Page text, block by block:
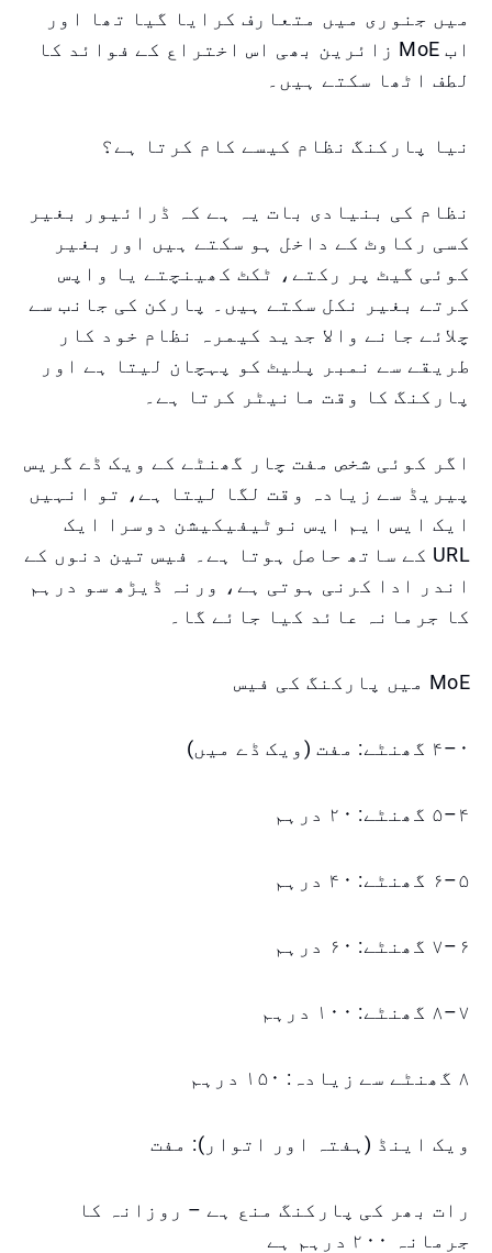
میں جنوری میں متعارف کرایا گیا تھا اور
اب MoE زائرین بھی اس اختراع کے فوائد کا
لطف اٹھا سکتے ہیں۔
نیا پارکنگ نظام کیسے کام کرتا ہے؟
نظام کی بنیادی بات یہ ہے کہ ڈرائیور بغیر
کسی رکاوٹ کے داخل ہو سکتے ہیں اور بغیر
کوئی گیٹ پر رکتے، ٹکٹ کھینچتے یا واپس
کرتے بغیر نکل سکتے ہیں۔ پارکن کی جانب سے
چلائے جانے والا جدید کیمرہ نظام خود کار
طریقے سے نمبر پلیٹ کو پہچان لیتا ہے اور
پارکنگ کا وقت مانیٹر کرتا ہے۔
اگر کوئی شخص مفت چار گھنٹے کے ویک ڈے گریس
پیریڈ سے زیادہ وقت لگا لیتا ہے، تو انہیں
ایک ایس ایم ایس نوٹیفیکیشن دوسرا ایک
URL کے ساتھ حاصل ہوتا ہے۔ فیس تین دنوں کے
اندر ادا کرنی ہوتی ہے، ورنہ ڈیڑھ سو درہم
کا جرمانہ عائد کیا جائے گا۔
MoE میں پارکنگ کی فیس
۰–۴ گھنٹے: مفت (ویک ڈے میں)
۴–۵ گھنٹے: ۲۰ درہم
۵–۶ گھنٹے: ۴۰ درہم
۶–۷ گھنٹے: ۶۰ درہم
۷–۸ گھنٹے: ۱۰۰ درہم
۸ گھنٹے سے زیادہ: ۱۵۰ درہم
ویک اینڈ (ہفتہ اور اتوار): مفت
رات بھر کی پارکنگ منع ہے – روزانہ کا
جرمانہ ۲۰۰ درہم ہے